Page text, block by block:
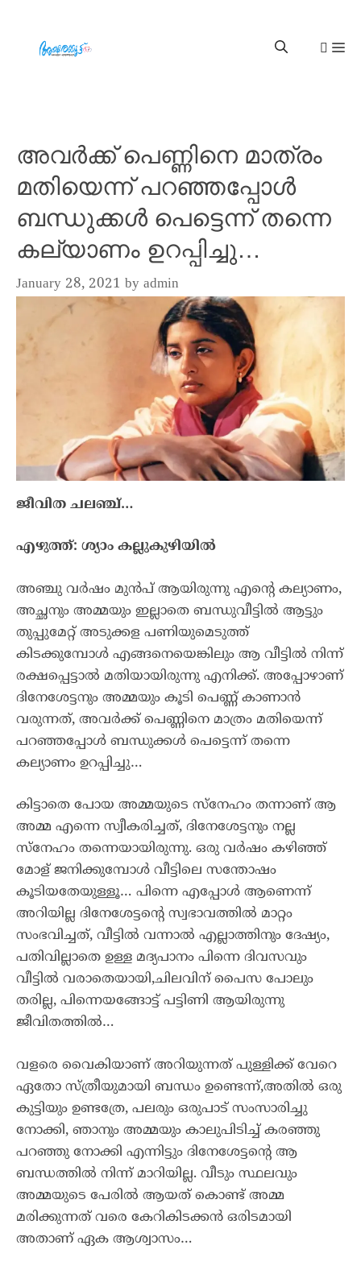
അവർക്ക് പെണ്ണിനെ മാത്രം
മതിയെന്ന് പറഞ്ഞപ്പോൾ
ബന്ധുക്കൾ പെട്ടെന്ന് തന്നെ
കല്യാണം ഉറപ്പിച്ചു…
January 28, 2021 by admin
ജീവിത ചലഞ്ച്…
എഴുത്ത്: ശ്യാം കല്ലുകുഴിയിൽ
അഞ്ചു വർഷം മുൻപ് ആയിരുന്നു എന്റെ കല്യാണം,
അച്ഛനും അമ്മയും ഇല്ലാതെ ബന്ധുവീട്ടിൽ ആട്ടും
തുപ്പുമേറ്റ് അടുക്കള പണിയുമെടുത്ത്
കിടക്കുമ്പോൾ എങ്ങനെയെങ്കിലും ആ വീട്ടിൽ നിന്ന്
രക്ഷപ്പെട്ടാൽ മതിയായിരുന്നു എനിക്ക്. അപ്പോഴാണ്
ദിനേശേട്ടനും അമ്മയും കൂടി പെണ്ണ് കാണാൻ
വരുന്നത്, അവർക്ക് പെണ്ണിനെ മാത്രം മതിയെന്ന്
പറഞ്ഞപ്പോൾ ബന്ധുക്കൾ പെട്ടെന്ന് തന്നെ
കല്യാണം ഉറപ്പിച്ചു…
കിട്ടാതെ പോയ അമ്മയുടെ സ്നേഹം തന്നാണ് ആ
അമ്മ എന്നെ സ്വീകരിച്ചത്, ദിനേശേട്ടനും നല്ല
സ്നേഹം തന്നെയായിരുന്നു. ഒരു വർഷം കഴിഞ്ഞ്
മോള് ജനിക്കുമ്പോൾ വീട്ടിലെ സന്തോഷം
കൂടിയതേയുള്ളൂ… പിന്നെ എപ്പോൾ ആണെന്ന്
അറിയില്ല ദിനേശേട്ടന്റെ സ്വഭാവത്തിൽ മാറ്റം
സംഭവിച്ചത്, വീട്ടിൽ വന്നാൽ എല്ലാത്തിനും ദേഷ്യം,
പതിവില്ലാതെ ഉള്ള മദ്യപാനം പിന്നെ ദിവസവും
വീട്ടിൽ വരാതെയായി,ചിലവിന് പൈസ പോലും
തരില്ല, പിന്നെയങ്ങോട്ട് പട്ടിണി ആയിരുന്നു
ജീവിതത്തിൽ…
വളരെ വൈകിയാണ് അറിയുന്നത് പുള്ളിക്ക് വേറെ
ഏതോ സ്ത്രീയുമായി ബന്ധം ഉണ്ടെന്ന്,അതിൽ ഒരു
കുട്ടിയും ഉണ്ടത്രേ, പലരും ഒരുപാട് സംസാരിച്ചു
നോക്കി, ഞാനും അമ്മയും കാലുപിടിച്ച് കരഞ്ഞു
പറഞ്ഞു നോക്കി എന്നിട്ടും ദിനേശേട്ടന്റെ ആ
ബന്ധത്തിൽ നിന്ന് മാറിയില്ല. വീടും സ്ഥലവും
അമ്മയുടെ പേരിൽ ആയത് കൊണ്ട് അമ്മ
മരിക്കുന്നത് വരെ കേറികിടക്കൻ ഒരിടമായി
അതാണ് ഏക ആശ്വാസം…